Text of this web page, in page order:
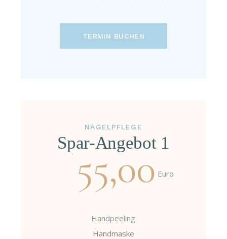
TERMIN BUCHEN
NAGELPFLEGE
Spar-Angebot 1
55,00 Euro
Handpeeling
Handmaske